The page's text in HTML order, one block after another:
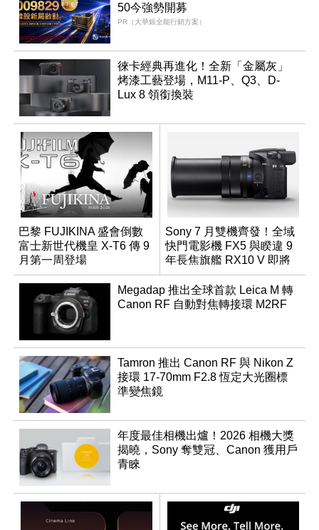
50今強勢開募
PR（大華銀全能行銷方案）
徠卡經典再進化！全新「金屬灰」
烤漆工藝登場，M11-P、Q3、D-
Lux 8 領銜換裝
巴黎 FUJIKINA 盛會倒數
富士新世代機皇 X-T6 傳 9
月第一周登場
Sony 7 月雙機齊發！全域
快門電影機 FX5 與睽違 9
年長焦旗艦 RX10 V 即將
登場
Megadap 推出全球首款 Leica M 轉
Canon RF 自動對焦轉接環 M2RF
Tamron 推出 Canon RF 與 Nikon Z
接環 17-70mm F2.8 恆定大光圈標
準變焦鏡
年度最佳相機出爐！2026 相機大獎
揭曉，Sony 奪雙冠、Canon 獲用戶
青睞